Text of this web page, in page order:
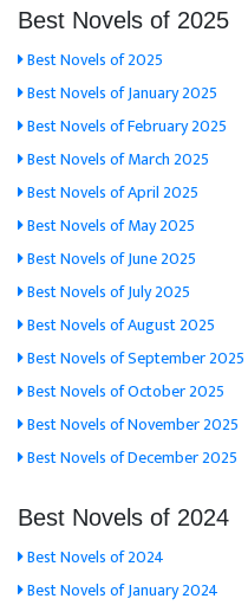
Best Novels of 2025
Best Novels of 2025
Best Novels of January 2025
Best Novels of February 2025
Best Novels of March 2025
Best Novels of April 2025
Best Novels of May 2025
Best Novels of June 2025
Best Novels of July 2025
Best Novels of August 2025
Best Novels of September 2025
Best Novels of October 2025
Best Novels of November 2025
Best Novels of December 2025
Best Novels of 2024
Best Novels of 2024
Best Novels of January 2024